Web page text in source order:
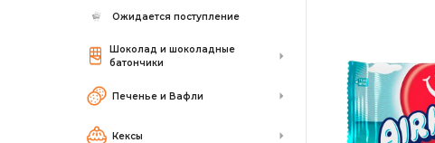
Ожидается поступление
Шоколад и шоколадные
батончики
Печенье и Вафли
Кексы